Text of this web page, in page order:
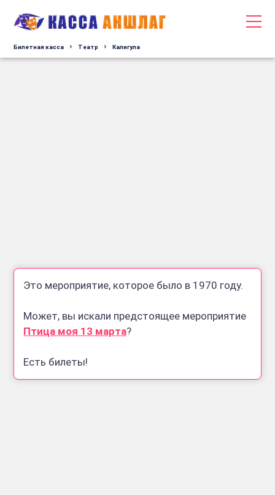
Билетная касса Tеатр Калигула
Это мероприятие, которое было в 1970 году.
Может, вы искали предстоящее мероприятие
Птица моя 13 марта?
Есть билеты!